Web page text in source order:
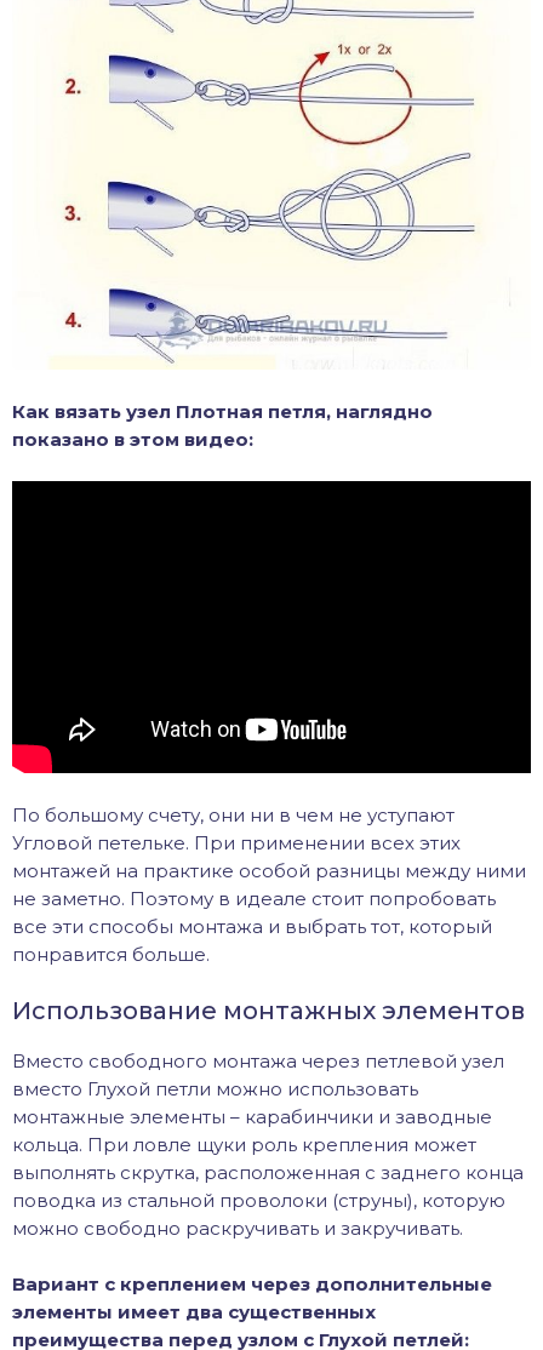
Как вязать узел Плотная петля, наглядно
показано в этом видео:
По большому счету, они ни в чем не уступают
Угловой петельке. При применении всех этих
монтажей на практике особой разницы между ними
не заметно. Поэтому в идеале стоит попробовать
все эти способы монтажа и выбрать тот, который
понравится больше.
Использование монтажных элементов
Вместо свободного монтажа через петлевой узел
вместо Глухой петли можно использовать
монтажные элементы – карабинчики и заводные
кольца. При ловле щуки роль крепления может
выполнять скрутка, расположенная с заднего конца
поводка из стальной проволоки (струны), которую
можно свободно раскручивать и закручивать.
Вариант с креплением через дополнительные
элементы имеет два существенных
преимущества перед узлом с Глухой петлей: